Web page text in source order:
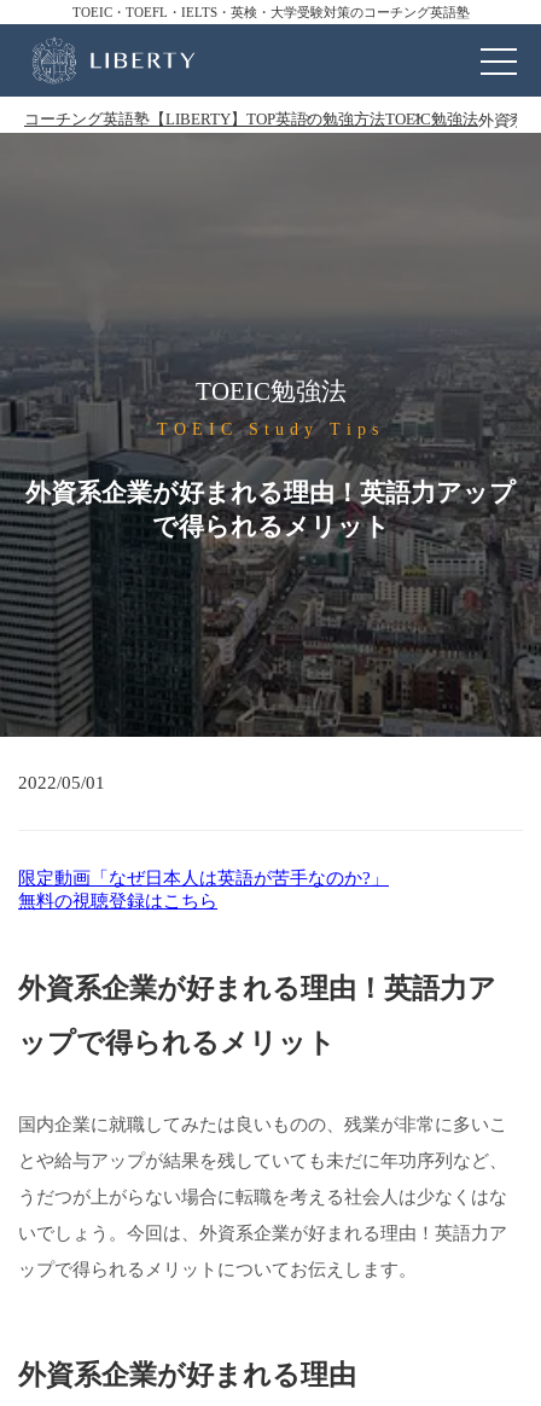
TOEIC・TOEFL・IELTS・英検・大学受験対策のコーチング英語塾
コーチング英語塾【LIBERTY】TOP英語の勉強方法TOEIC勉強法外資系
TOEIC勉強法
TOEIC Study Tips
外資系企業が好まれる理由！英語力アップ
で得られるメリット
2022/05/01
限定動画「なぜ日本人は英語が苦手なのか?」
無料の視聴登録はこちら
外資系企業が好まれる理由！英語力ア
ップで得られるメリット
国内企業に就職してみたは良いものの、残業が非常に多いこ
とや給与アップが結果を残していても未だに年功序列など、
うだつが上がらない場合に転職を考える社会人は少なくはな
いでしょう。今回は、外資系企業が好まれる理由！英語力ア
ップで得られるメリットについてお伝えします。
外資系企業が好まれる理由